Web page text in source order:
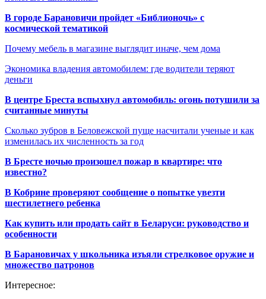
В городе Барановичи пройдет «Библионочь» с
космической тематикой
Почему мебель в магазине выглядит иначе, чем дома
Экономика владения автомобилем: где водители теряют
деньги
В центре Бреста вспыхнул автомобиль: огонь потушили за
считанные минуты
Сколько зубров в Беловежской пуще насчитали ученые и как
изменилась их численность за год
В Бресте ночью произошел пожар в квартире: что
известно?
В Кобрине проверяют сообщение о попытке увезти
шестилетнего ребенка
Как купить или продать сайт в Беларуси: руководство и
особенности
В Барановичах у школьника изъяли стрелковое оружие и
множество патронов
Интересное: